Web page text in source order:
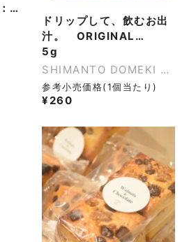
Single Glass 100g：1個
ドリップして、飲むお出
汁。 ORIGINAL
BLEND DASHI
DRIP【Syoyu Flavor】
5g
SHIMANTO DOMEKI CO.,LTD.
参考小売価格(1個当たり)
¥260